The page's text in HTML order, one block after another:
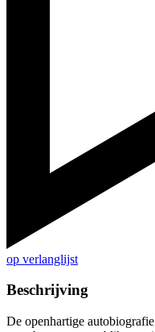
op verlanglijst
Beschrijving
De openhartige